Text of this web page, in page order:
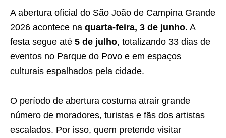
A abertura oficial do São João de Campina Grande
2026 acontece na quarta-feira, 3 de junho. A
festa segue até 5 de julho, totalizando 33 dias de
eventos no Parque do Povo e em espaços
culturais espalhados pela cidade.
O período de abertura costuma atrair grande
número de moradores, turistas e fãs dos artistas
escalados. Por isso, quem pretende visitar